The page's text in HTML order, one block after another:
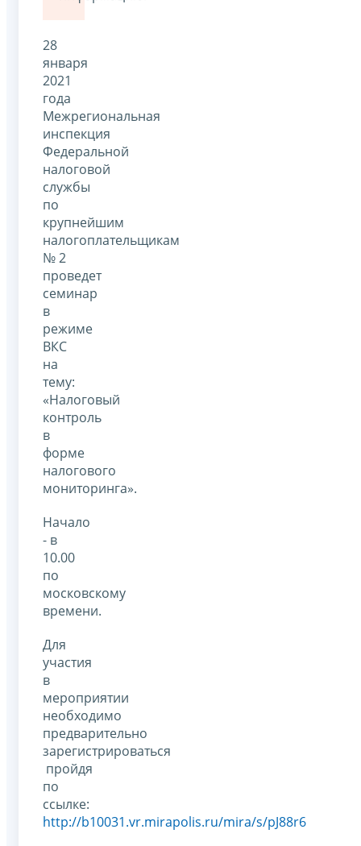
28
января
2021
года
Межрегиональная
инспекция
Федеральной
налоговой
службы
по
крупнейшим
налогоплательщикам
№ 2
проведет
семинар
в
режиме
ВКС
на
тему:
«Налоговый
контроль
в
форме
налогового
мониторинга».
Начало
- в
10.00
по
московскому
времени.
Для
участия
в
мероприятии
необходимо
предварительно
зарегистрироваться
пройдя
по
ссылке:
http://b10031.vr.mirapolis.ru/mira/s/pJ88r6